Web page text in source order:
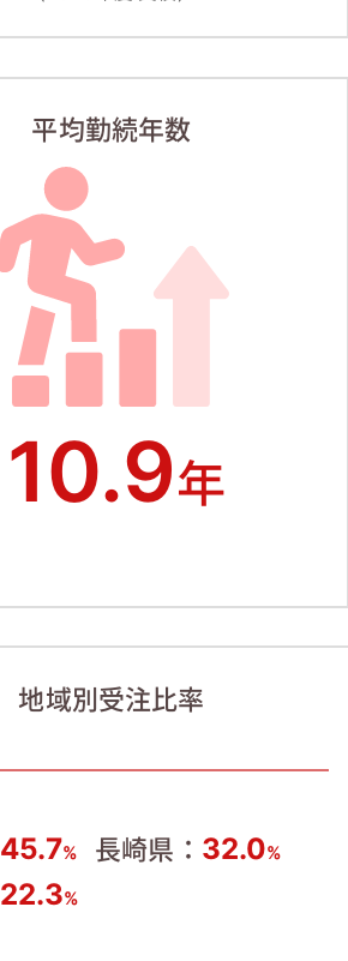
平均勤続年数
10.9年
地域別受注比率
45.7% 長崎県： 32.0%
22.3%